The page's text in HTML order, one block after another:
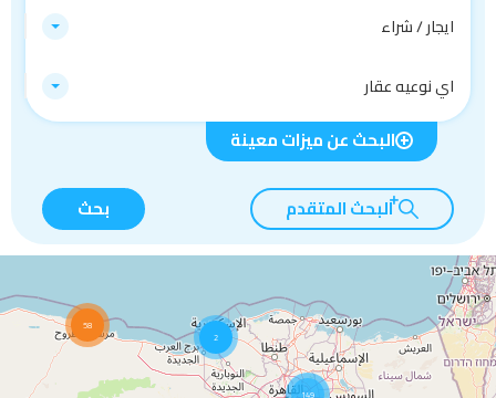
ايجار / شراء
اي نوعيه عقار
البحث عن ميزات معينة
البحث المتقدم بحث
2
58
149